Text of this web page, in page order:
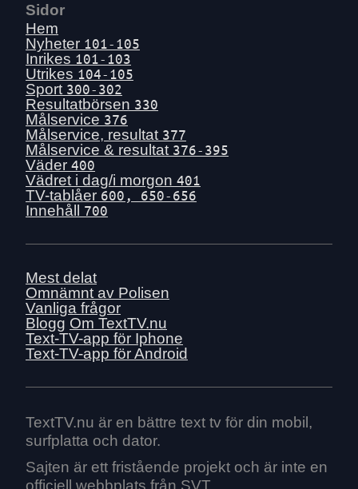
Sön 5 juli
Lör 4 juli
Fre 3 juli
Tors 2 juli
Ons 1 juli
Tis 30 juni
Mån 29 juni
Sön 28 juni
Lör 27 juni
Fre 26 juni
Tors 25 juni
Tis 23 juni
Mån 22 juni
Sön 21 juni
Lör 20 juni
Ons 17 juni
Tis 16 juni
Mån 15 juni
Sidor
Hem
Nyheter 101-105
Inrikes 101-103
Utrikes 104-105
Sport 300-302
Resultatbörsen 330
Målservice 376
Målservice, resultat 377
Målservice & resultat 376-395
Väder 400
Vädret i dag/i morgon 401
TV-tablåer 600, 650-656
Innehåll 700
Mest delat
Omnämnt av Polisen
Vanliga frågor
Blogg Om TextTV.nu
Text-TV-app för Iphone
Text-TV-app för Android
TextTV.nu är en bättre text tv för din mobil,
surfplatta och dator.
Sajten är ett fristående projekt och är inte en
officiell webbplats från SVT.